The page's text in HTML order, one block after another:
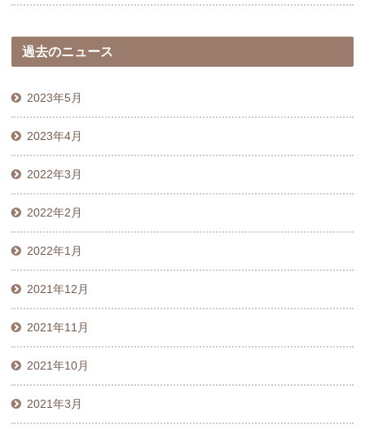
過去のニュース
2023年5月
2023年4月
2022年3月
2022年2月
2022年1月
2021年12月
2021年11月
2021年10月
2021年3月